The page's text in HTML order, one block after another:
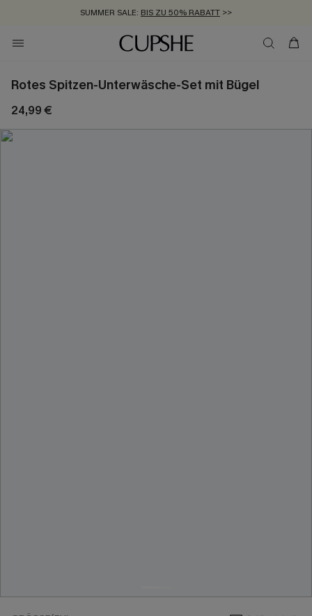
SUMMER SALE: BIS ZU 50% RABATT >>
ZUM NEWSLETTER:BIS ZU -20% EXTRA ERHALTEN
KOSTENLOSER VERSAND AB 89 €
Rotes Spitzen-Unterwäsche-Set mit Bügel
24,99 €